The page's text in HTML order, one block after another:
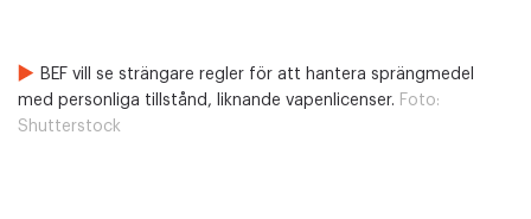
BEF vill se strängare regler för att hantera sprängmedel
med personliga tillstånd, liknande vapenlicenser. Foto:
Shutterstock